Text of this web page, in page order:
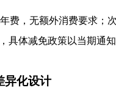
费，无额外消费要求；
具体减免政策以当期通
异化设计